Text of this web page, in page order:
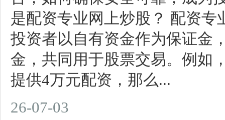
是配资专业网上炒股？ 配资
投资者以自有资金作为保证金
金，共同用于股票交易。例如
提供4万元配资，那么...
26-07-03